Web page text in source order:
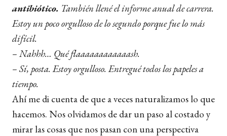
antibiótico. También llené el informe anual de carrera.
Estoy un poco orgulloso de lo segundo porque fue lo más
difícil.
– Nahhh… Qué flaaaaaaaaaaaash.
– Sí, posta. Estoy orgulloso. Entregué todos los papeles a
tiempo.
Ahí me di cuenta de que a veces naturalizamos lo que
hacemos. Nos olvidamos de dar un paso al costado y
mirar las cosas que nos pasan con una perspectiva